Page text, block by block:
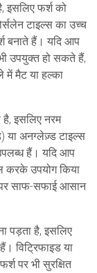
इसलिए फर्श को
टाइल्स का उच्च
बनाते हैं। यदि आप
उपयुक्त हो सकते हैं,
में मैट या हल्का
है, इसलिए नरम
या अनग्लेज़्ड टाइल्स
हैं। यदि आप
करके उपयोग किया
पर साफ-सफाई आसान
पड़ता है, इसलिए
विट्रिफाइड या
पर भी सुरक्षित